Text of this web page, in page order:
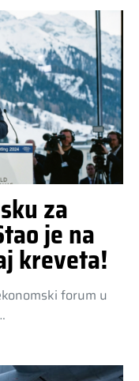
za
je na
kreveta!
forum u